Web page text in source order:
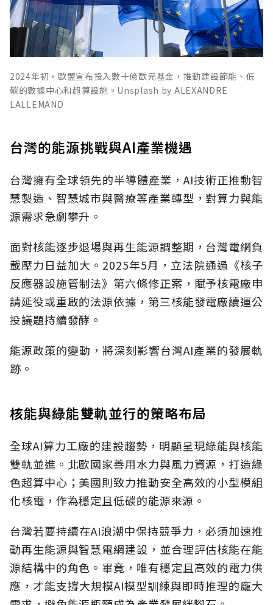
2024年初，歐盟宣布投入數十億歐元基金，推動建設節能、低
碳的數據中心和超算設施。Unsplash by ALEXANDRE
LALLEMAND
台灣的能源挑戰與AI產業機遇
台灣擁有全球領先的半導體產業，AI技術正推動智
慧製造、智慧城市與醫療等產業轉型，對算力與能
源需求急劇攀升。
面對核能逐步退場與再生能源調整期，台灣電網負
載壓力日益加大。2025年5月，立法院通過《核子
反應器設施管制法》第六條修正案，賦予核電廠申
請延役或重啟的法源依據，第三核能發電廠續運公
投議題持續發酵。
能源政策的變動，將深刻影響台灣AI產業的發展軌
跡。
核能與綠能雙軌並行的策略布局
全球AI算力工廠的建設趨勢，明顯呈現綠能與核能
雙軌並進。北歐國家善用水力與風力資源，打造綠
色超算中心；美國則致力推動安全高效的小型模組
化核電，作為穩定且低碳的能源來源。
台灣若要持續在AI浪潮中保持競爭力，必須加速推
動再生能源與智慧電網建設，並合理評估核能在能
源結構中的角色。畢竟，唯有穩定且高效的電力供
應，才能支撐大規模AI模型訓練與即時推理的龐大